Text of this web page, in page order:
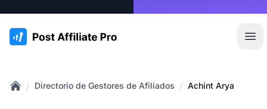
:site.title
/ Directorio de Gestores de Afiliados / Achint Arya